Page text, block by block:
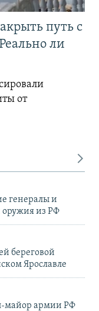
путь с
ли
от
генералы и
оружия из РФ
береговой
Ярославле
майор армии РФ